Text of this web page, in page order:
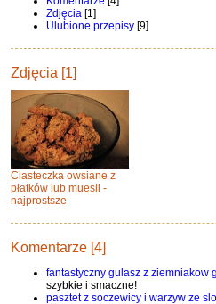
Zdjęcia [1]
Ulubione przepisy [9]
Zdjęcia [1]
Ciasteczka owsiane z
płatków lub muesli -
najprostsze
Komentarze [4]
fantastyczny gulasz z ziemniakow
szybkie i smaczne!
pasztet z soczewicy i warzyw ze